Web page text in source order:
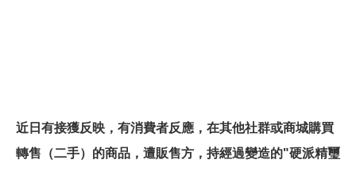
近日有接獲反映，有消費者反應，在其他社群或商城購買
轉售（二手）的商品，遭販售方，持經過變造的"硬派精璽